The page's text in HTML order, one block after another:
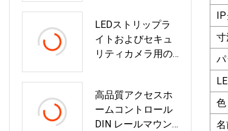
ル
LEDストリップラ
イトおよびセキュ
リティカメラ用の
スイッチング電源
高品質アクセスホ
ームコントロール
DIN レールマウン
IP
色